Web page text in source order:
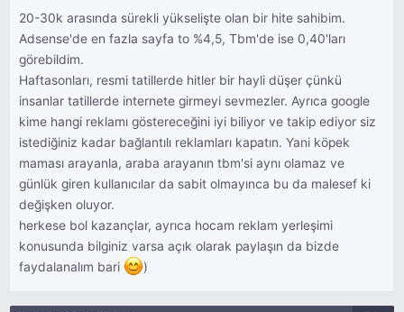
20-30k arasında sürekli yükselişte olan bir hite sahibim.
Adsense'de en fazla sayfa to %4,5, Tbm'de ise 0,40'ları
görebildim.
Haftasonları, resmi tatillerde hitler bir hayli düşer çünkü
insanlar tatillerde internete girmeyi sevmezler. Ayrıca google
kime hangi reklamı göstereceğini iyi biliyor ve takip ediyor siz
istediğiniz kadar bağlantılı reklamları kapatın. Yani köpek
maması arayanla, araba arayanın tbm'si aynı olamaz ve
günlük giren kullanıcılar da sabit olmayınca bu da malesef ki
değişken oluyor.
herkese bol kazançlar, ayrıca hocam reklam yerleşimi
konusunda bilginiz varsa açık olarak paylaşın da bizde
faydalanalım bari
)